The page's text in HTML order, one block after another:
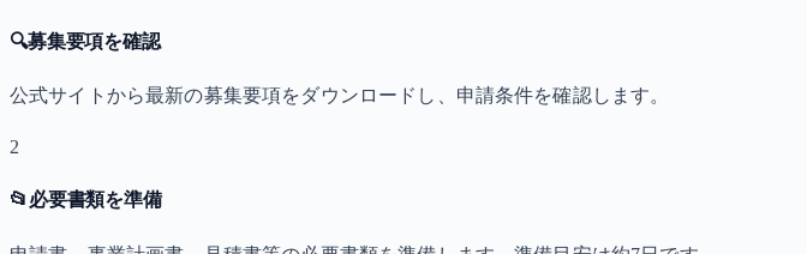
🔍募集要項を確認
公式サイトから最新の募集要項をダウンロードし、申請条件を確認します。
2
📂 必要書類を準備